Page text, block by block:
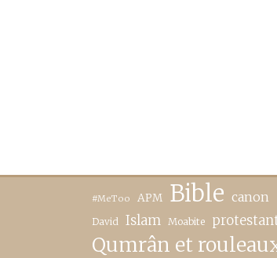
#MeToo APM Bible canon
David Islam Moabite
Qumrân et